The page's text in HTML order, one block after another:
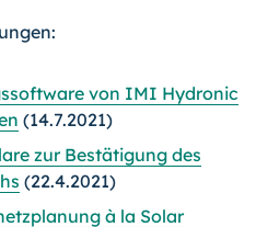
von IMI Hydronic
(14.7.2021)
zur Bestätigung des
(22.4.2021)
à la Solar